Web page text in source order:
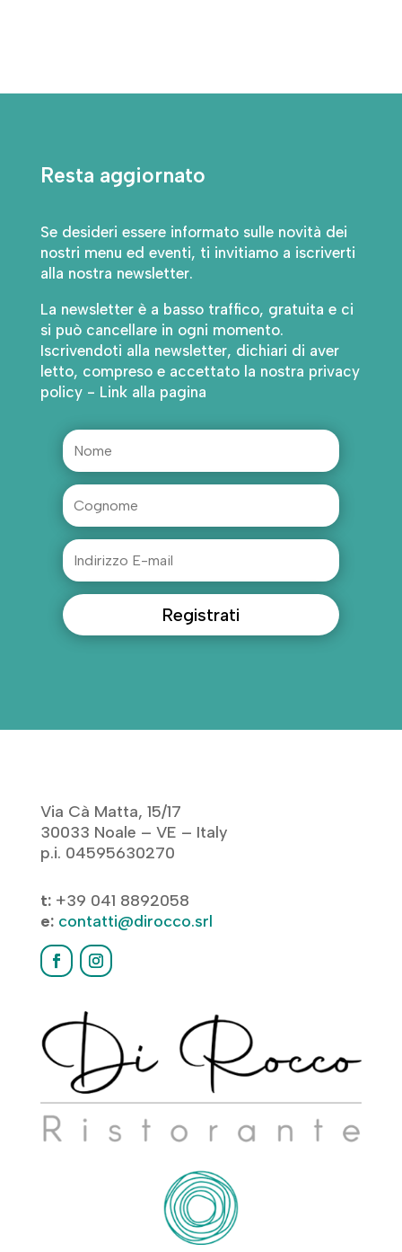
Resta aggiornato
Se desideri essere informato sulle novità dei
nostri menu ed eventi, ti invitiamo a iscriverti
alla nostra newsletter.
La newsletter è a basso traffico, gratuita e ci
si può cancellare in ogni momento.
Iscrivendoti alla newsletter, dichiari di aver
letto, compreso e accettato la nostra privacy
policy - Link alla pagina
Registrati
Via Cà Matta, 15/17
30033 Noale – VE – Italy
p.i. 04595630270
t:+39 041 8892058
e: contatti@dirocco.srl